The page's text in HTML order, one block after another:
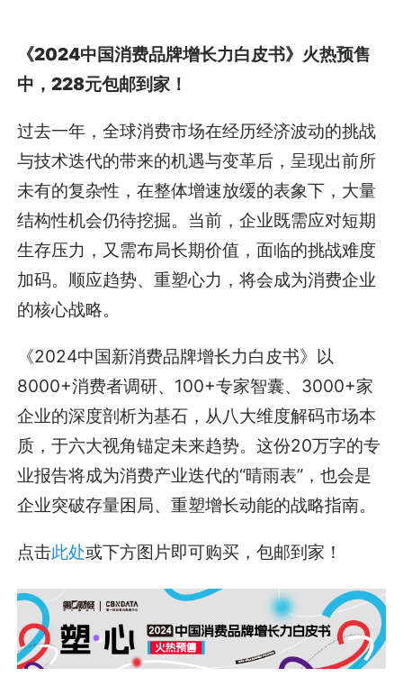
《2024中国消费品牌增长力白皮书》火热预售
中，228元包邮到家！
过去一年，全球消费市场在经历经济波动的挑战
与技术迭代的带来的机遇与变革后，呈现出前所
未有的复杂性，在整体增速放缓的表象下，大量
结构性机会仍待挖掘。当前，企业既需应对短期
生存压力，又需布局长期价值，面临的挑战难度
加码。顺应趋势、重塑心力，将会成为消费企业
的核心战略。
《2024中国新消费品牌增长力白皮书》以
8000+消费者调研、100+专家智囊、3000+家
企业的深度剖析为基石，从八大维度解码市场本
质，于六大视角锚定未来趋势。这份20万字的专
业报告将成为消费产业迭代的“晴雨表”，也会是
企业突破存量困局、重塑增长动能的战略指南。
点击此处或下方图片即可购买，包邮到家！